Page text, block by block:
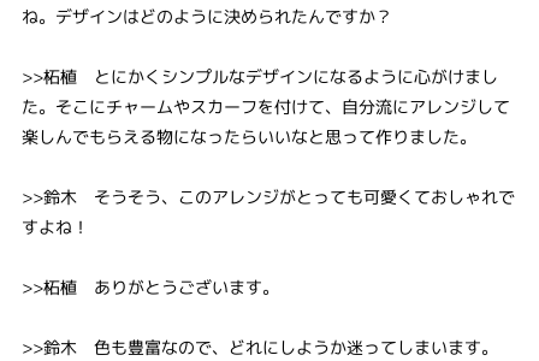
ね。デザインはどのように決められたんですか？
>>柘植 とにかくシンプルなデザインになるように心がけまし
た。そこにチャームやスカーフを付けて、自分流にアレンジして
楽しんでもらえる物になったらいいなと思って作りました。
>>鈴木 そうそう、このアレンジがとっても可愛くておしゃれで
すよね！
>>柘植 ありがとうございます。
>>鈴木 色も豊富なので、どれにしようか迷ってしまいます。